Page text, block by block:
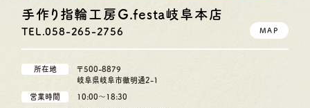
手作り指輪工房G.festa岐阜本店
TEL.058-265-2756 MAP
所在地
〒500-8879
岐阜県岐阜市徹明通2-1
営業時間 10:00〜18:30